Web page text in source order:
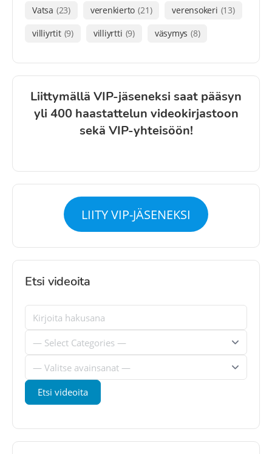
Vatsa (23) verenkierto (21) verensokeri (13)
villiyrtit (9) villiyrtti (9) väsymys (8)
Liittymällä VIP-jäseneksi saat pääsyn
yli 400 haastattelun videokirjastoon
sekä VIP-yhteisöön!
LIITY VIP-JÄSENEKSI
Etsi videoita